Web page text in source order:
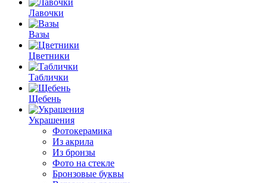
Лавочки
Вазы
Цветники
Таблички
Щебень
Украшения
Фотокерамика
Из акрила
Из бронзы
Фото на стекле
Бронзовые буквы